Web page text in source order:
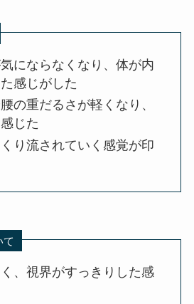
にならなくなり、体が内
感じがした
の重だるさが軽くなり、
じた
り流されていく感覚が印
て
、視界がすっきりした感